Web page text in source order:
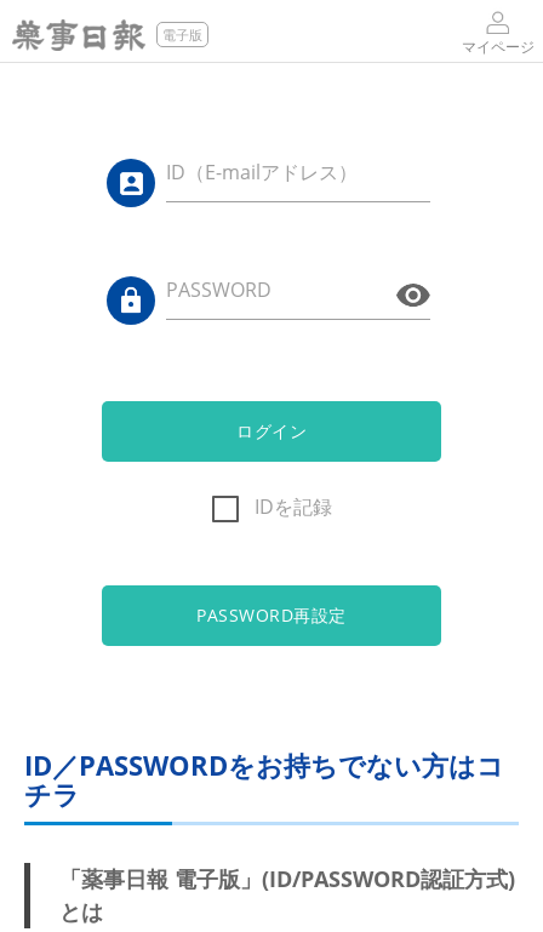
電子版
マイページ
ID（E-mailアドレス）
PASSWORD
ログイン
IDを記録
PASSWORD再設定
ID／PASSWORDをお持ちでない方はコ
チラ
「薬事日報 電子版」(ID/PASSWORD認証方式)
とは